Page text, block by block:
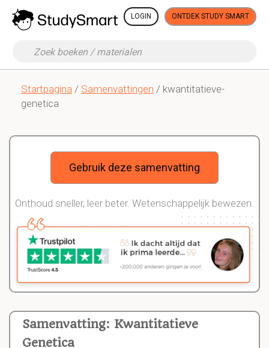
LOGIN ONTDEK STUDY SMART
Startpagina / Samenvattingen / kwantitatieve-
genetica
Samenvatting: Kwantitatieve
Genetica
Gebruik deze samenvatting
Onthoud sneller, leer beter. Wetenschappelijk bewezen.